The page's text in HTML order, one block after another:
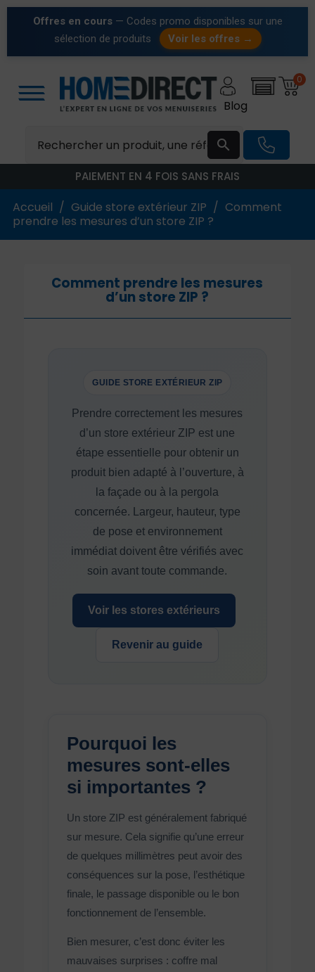
Offres en cours — Codes promo disponibles sur une
sélection de produits
Voir les offres →

0
Blog
PAIEMENT EN 4 FOIS SANS FRAIS
Accueil Guide store extérieur ZIP
Comment
prendre les mesures d’un store ZIP ?
Comment prendre les mesures
d’un store ZIP ?
GUIDE STORE EXTÉRIEUR ZIP
Prendre correctement les mesures
d’un store extérieur ZIP est une
étape essentielle pour obtenir un
produit bien adapté à l’ouverture, à
la façade ou à la pergola
concernée. Largeur, hauteur, type
de pose et environnement
immédiat doivent être vérifiés avec
soin avant toute commande.
Voir les stores extérieurs
Revenir au guide
Pourquoi les
mesures sont-elles
si importantes ?
Un store ZIP est généralement fabriqué
sur mesure. Cela signifie qu’une erreur
de quelques millimètres peut avoir des
conséquences sur la pose, l’esthétique
finale, le passage disponible ou le bon
fonctionnement de l’ensemble.
Bien mesurer, c’est donc éviter les
mauvaises surprises : coffre mal